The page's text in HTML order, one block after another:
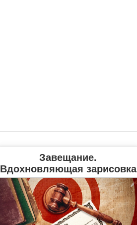
Завещание.
Вдохновляющая зарисовка